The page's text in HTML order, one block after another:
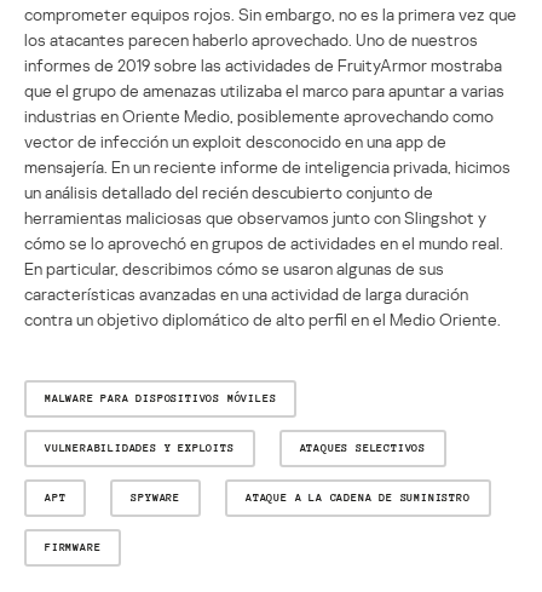
comprometer equipos rojos. Sin embargo, no es la primera vez que
los atacantes parecen haberlo aprovechado. Uno de nuestros
informes de 2019 sobre las actividades de FruityArmor mostraba
que el grupo de amenazas utilizaba el marco para apuntar a varias
industrias en Oriente Medio, posiblemente aprovechando como
vector de infección un exploit desconocido en una app de
mensajería. En un reciente informe de inteligencia privada, hicimos
un análisis detallado del recién descubierto conjunto de
herramientas maliciosas que observamos junto con Slingshot y
cómo se lo aprovechó en grupos de actividades en el mundo real.
En particular, describimos cómo se usaron algunas de sus
características avanzadas en una actividad de larga duración
contra un objetivo diplomático de alto perfil en el Medio Oriente.
MALWARE PARA DISPOSITIVOS MÓVILES
VULNERABILIDADES Y EXPLOITS ATAQUES SELECTIVOS
APT SPYWARE ATAQUE A LA CADENA DE SUMINISTRO
FIRMWARE